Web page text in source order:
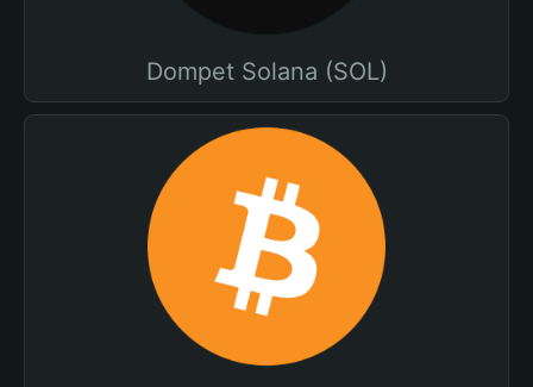
Dompet Solana (SOL)